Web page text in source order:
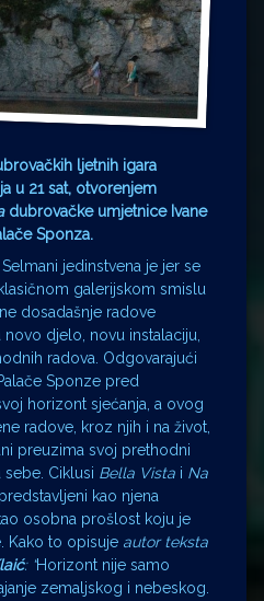
ljetnih igara
u 21 sat, otvorenjem
dubrovačke umjetnice Ivane
Sponza.
jedinstvena je jer se
galerijskom smislu
dosadašnje radove
djelo, novu instalaciju,
radova. Odgovarajući
Sponze pred
horizont sjećanja, a ovog
radove, kroz njih i na život,
preuzima svoj prethodni
Ciklusi Bella Vista i Na
kao njena
osobna prošlost koju je
Kako to opisuje autor teksta
: “Horizont nije samo
zemaljskog i nebeskog.